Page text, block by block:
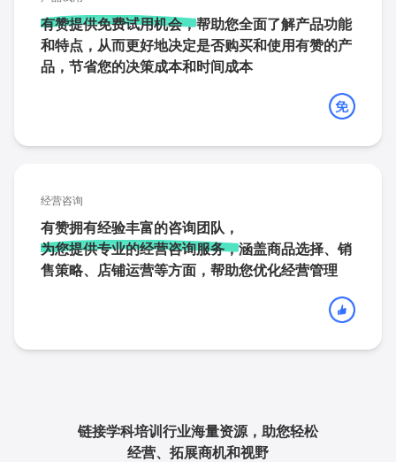
有赞提供免费试用机会，帮助您全面了解产品功能
和特点，从而更好地决定是否购买和使用有赞的产
品，节省您的决策成本和时间成本
经营咨询
有赞拥有经验丰富的咨询团队，
为您提供专业的经营咨询服务，涵盖商品选择、销
售策略、店铺运营等方面，帮助您优化经营管理
链接学科培训行业海量资源，助您轻松
经营、拓展商机和视野